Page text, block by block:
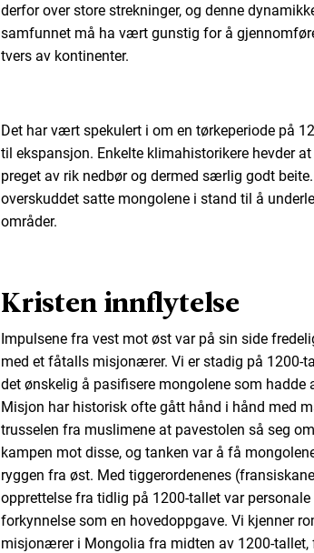
derfor over store strekninger, og denne
samfunnet må ha vært gunstig for å
tvers av kontinenter.
Det har vært spekulert i om en tørkeperiode på
til ekspansjon. Enkelte klimahistorikere hevder
preget av rik nedbør og dermed særlig godt
overskuddet satte mongolene i stand til å
områder.
Kristen innflytelse
Impulsene fra vest mot øst var på sin side
med et fåtalls misjonærer. Vi er stadig på 1200-
det ønskelig å pasifisere mongolene som hadde
Misjon har historisk ofte gått hånd i hånd med
trusselen fra muslimene at pavestolen så seg
kampen mot disse, og tanken var å få
ryggen fra øst. Med tiggerordenenes
opprettelse fra tidlig på 1200-tallet var
forkynnelse som en hovedoppgave. Vi kjenner
misjonærer i Mongolia fra midten av 1200-tallet,